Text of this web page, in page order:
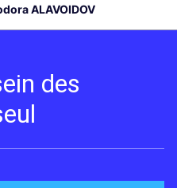
ALAVOIDOV
des